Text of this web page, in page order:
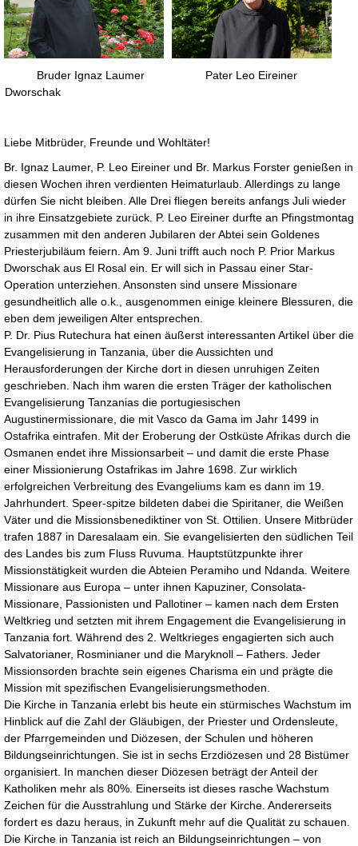
Bruder Ignaz Laumer Pater Leo Eireiner
Dworschak
Liebe Mitbrüder, Freunde und Wohltäter!
Br. Ignaz Laumer, P. Leo Eireiner und Br. Markus Forster genießen in
diesen Wochen ihren verdienten Heimaturlaub. Allerdings zu lange
dürfen Sie nicht bleiben. Alle Drei fliegen bereits anfangs Juli wieder
in ihre Einsatzgebiete zurück. P. Leo Eireiner durfte an Pfingstmontag
zusammen mit den anderen Jubilaren der Abtei sein Goldenes
Priesterjubiläum feiern. Am 9. Juni trifft auch noch P. Prior Markus
Dworschak aus El Rosal ein. Er will sich in Passau einer Star-
Operation unterziehen. Ansonsten sind unsere Missionare
gesundheitlich alle o.k., ausgenommen einige kleinere Blessuren, die
eben dem jeweiligen Alter entsprechen.
P. Dr. Pius Rutechura hat einen äußerst interessanten Artikel über die
Evangelisierung in Tanzania, über die Aussichten und
Herausforderungen der Kirche dort in diesen unruhigen Zeiten
geschrieben. Nach ihm waren die ersten Träger der katholischen
Evangelisierung Tanzanias die portugiesischen
Augustinermissionare, die mit Vasco da Gama im Jahr 1499 in
Ostafrika eintrafen. Mit der Eroberung der Ostküste Afrikas durch die
Osmanen endet ihre Missionsarbeit – und damit die erste Phase
einer Missionierung Ostafrikas im Jahre 1698. Zur wirklich
erfolgreichen Verbreitung des Evangeliums kam es dann im 19.
Jahrhundert. Speer-spitze bildeten dabei die Spiritaner, die Weißen
Väter und die Missionsbenediktiner von St. Ottilien. Unsere Mitbrüder
trafen 1887 in Daresalaam ein. Sie evangelisierten den südlichen Teil
des Landes bis zum Fluss Ruvuma. Hauptstützpunkte ihrer
Missionstätigkeit wurden die Abteien Peramiho und Ndanda. Weitere
Missionare aus Europa – unter ihnen Kapuziner, Consolata-
Missionare, Passionisten und Pallotiner – kamen nach dem Ersten
Weltkrieg und setzten mit ihrem Engagement die Evangelisierung in
Tanzania fort. Während des 2. Weltkrieges engagierten sich auch
Salvatorianer, Rosminianer und die Maryknoll – Fathers. Jeder
Missionsorden brachte sein eigenes Charisma ein und prägte die
Mission mit spezifischen Evangelisierungsmethoden.
Die Kirche in Tanzania erlebt bis heute ein stürmisches Wachstum im
Hinblick auf die Zahl der Gläubigen, der Priester und Ordensleute,
der Pfarrgemeinden und Diözesen, der Schulen und höheren
Bildungseinrichtungen. Sie ist in sechs Erzdiözesen und 28 Bistümer
organisiert. In manchen dieser Diözesen beträgt der Anteil der
Katholiken mehr als 80%. Einerseits ist dieses rasche Wachstum
Zeichen für die Ausstrahlung und Stärke der Kirche. Andererseits
fordert es dazu heraus, in Zukunft mehr auf die Qualität zu schauen.
Die Kirche in Tanzania ist reich an Bildungseinrichtungen – von